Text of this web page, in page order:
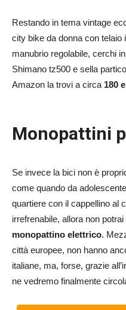
Restando in tema vintage
city bike da donna con telaio
manubrio regolabile, cerchi
Shimano tz500 e sella
Amazon la trovi a circa 180
Monopattini
Se invece la bici non è
come quando da
quartiere con il cappellino al
irrefrenabile, allora non
monopattino elettrico.
città europee, non hanno
italiane, ma, forse, grazie
ne vedremo finalmente